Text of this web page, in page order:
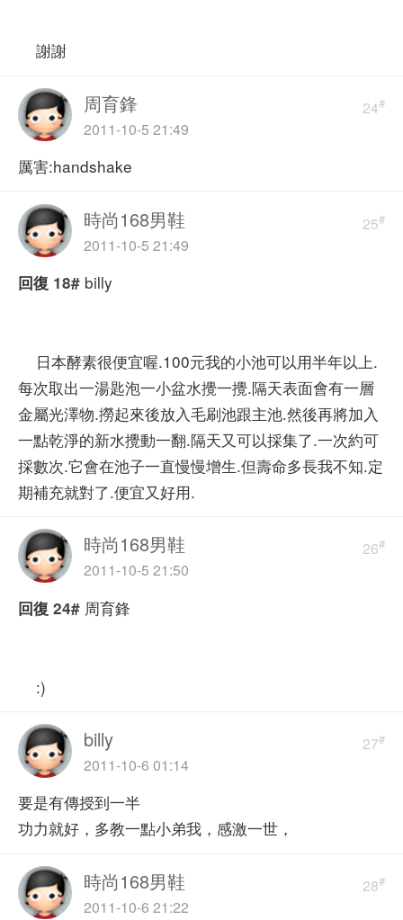
謝謝
24#
周育鋒
2011-10-5 21:49
厲害:handshake
25#
時尚168男鞋
2011-10-5 21:49
回復 18# billy
日本酵素很便宜喔.100元我的小池可以用半年以上.
每次取出一湯匙泡一小盆水攪一攪.隔天表面會有一層
金屬光澤物.撈起來後放入毛刷池跟主池.然後再將加入
一點乾淨的新水攪動一翻.隔天又可以採集了.一次約可
採數次.它會在池子一直慢慢增生.但壽命多長我不知.定
期補充就對了.便宜又好用.
26#
時尚168男鞋
2011-10-5 21:50
回復 24# 周育鋒
:)
27#
billy
2011-10-6 01:14
要是有傳授到一半
功力就好，多教一點小弟我，感激一世，
28#
時尚168男鞋
2011-10-6 21:22